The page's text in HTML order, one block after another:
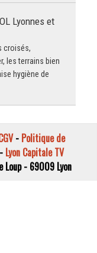
Lyonnes et
croisés,
les terrains bien
hygiène de
- Politique de
Lyon Capitale TV
Loup - 69009 Lyon